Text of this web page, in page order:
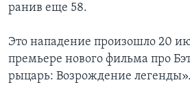
ранив еще 58.
Это нападение произошло 20
премьере нового фильма про
рыцарь: Возрождение легенды».